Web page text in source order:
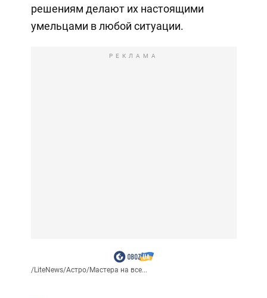
решениям делают их настоящими
умельцами в любой ситуации.
РЕКЛАМА
/LiteNews/Астро/Мастера на все...